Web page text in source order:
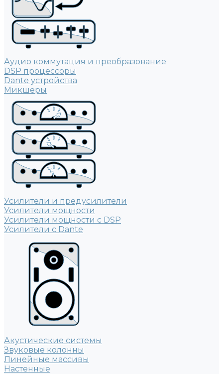
Аудио коммутация и преобразование
DSP процессоры
Dante устройства
Микшеры
Усилители и предусилители
Усилители мощности
Усилители мощности с DSP
Усилители с Dante
Акустические системы
Звуковые колонны
Линейные массивы
Настенные